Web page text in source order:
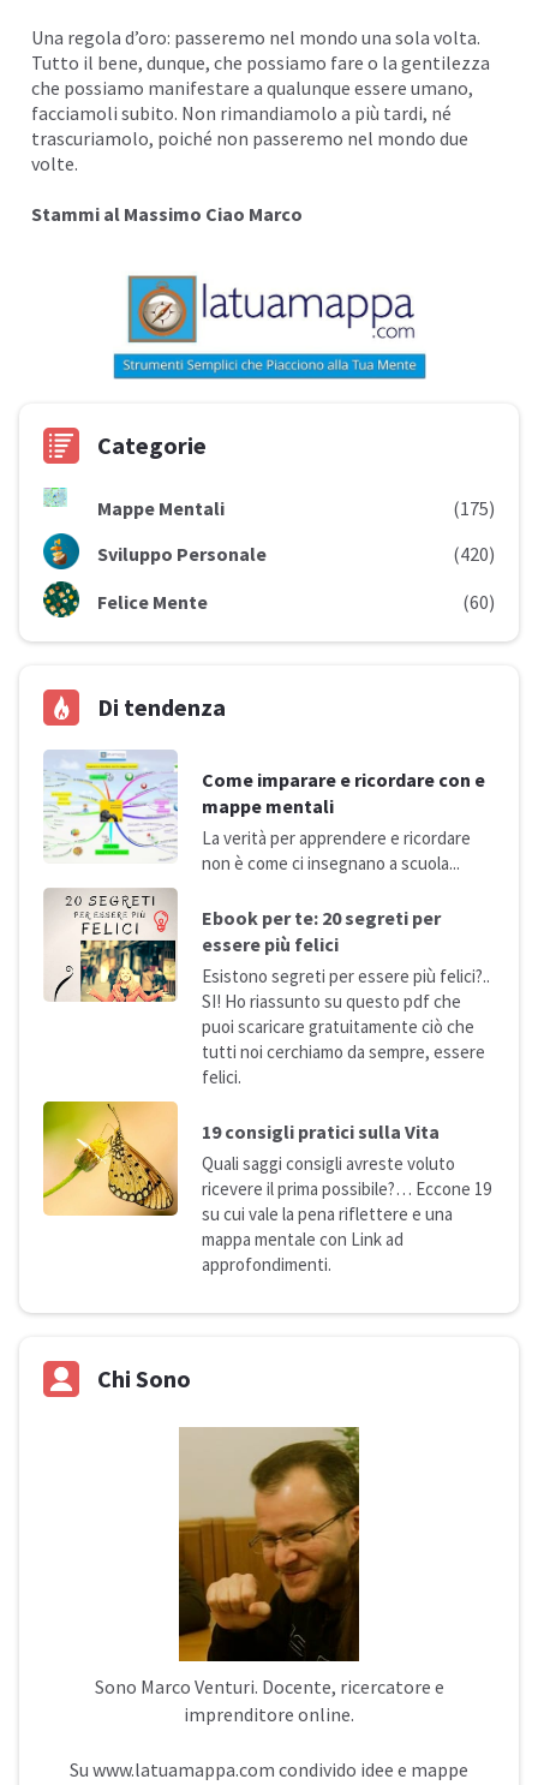
Una regola d’oro: passeremo nel mondo una sola volta.
Tutto il bene, dunque, che possiamo fare o la gentilezza
che possiamo manifestare a qualunque essere umano,
facciamoli subito. Non rimandiamolo a più tardi, né
trascuriamolo, poiché non passeremo nel mondo due
volte.
Stammi al Massimo Ciao Marco
Categorie
Mappe Mentali
(175)
Sviluppo Personale
(420)
Felice Mente
(60)
Di tendenza
Come imparare e ricordare con e
mappe mentali
La verità per apprendere e ricordare
non è come ci insegnano a scuola...
Ebook per te: 20 segreti per
essere più felici
Esistono segreti per essere più felici?..
SI! Ho riassunto su questo pdf che
puoi scaricare gratuitamente ciò che
tutti noi cerchiamo da sempre, essere
felici.
19 consigli pratici sulla Vita
Quali saggi consigli avreste voluto
ricevere il prima possibile?… Eccone 19
su cui vale la pena riflettere e una
mappa mentale con Link ad
approfondimenti.
Chi Sono
Sono Marco Venturi. Docente, ricercatore e
imprenditore online.
Su www.latuamappa.com condivido idee e mappe